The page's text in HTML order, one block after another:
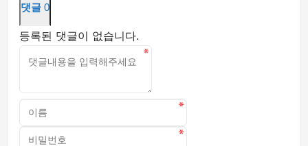
댓글 0
등록된 댓글이 없습니다.